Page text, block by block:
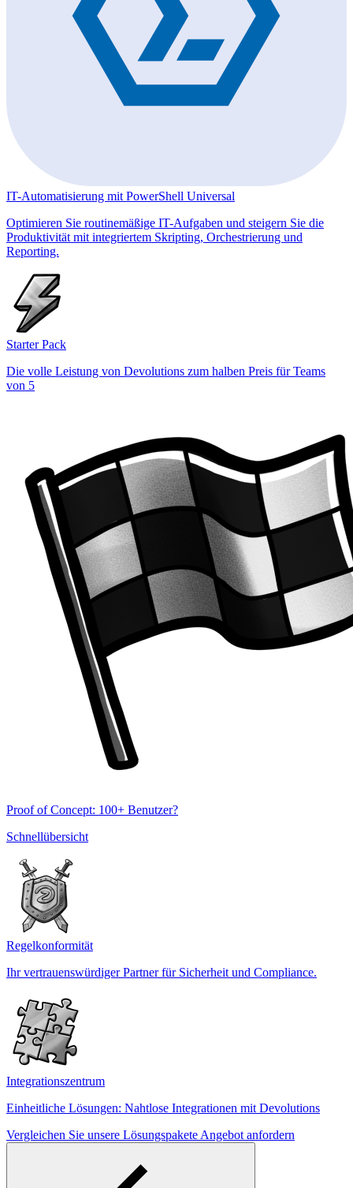
IT-Automatisierung mit PowerShell Universal
Optimieren Sie routinemäßige IT-Aufgaben und steigern Sie die
Produktivität mit integriertem Skripting, Orchestrierung und
Reporting.
Starter Pack
Die volle Leistung von Devolutions zum halben Preis für Teams
von 5
Proof of Concept: 100+ Benutzer?
Schnellübersicht
Regelkonformität
Ihr vertrauenswürdiger Partner für Sicherheit und Compliance.
Integrationszentrum
Einheitliche Lösungen: Nahtlose Integrationen mit Devolutions
Vergleichen Sie unsere Lösungspakete Angebot anfordern